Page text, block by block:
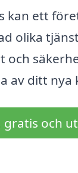
kan ett
olika
och
av ditt nya
gratis och